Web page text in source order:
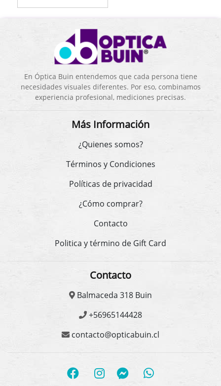
En Óptica Buin entendemos que cada persona tiene
necesidades visuales diferentes. Por eso, combinamos
experiencia profesional, mediciones precisas.
Más Información
¿Quienes somos?
Términos y Condiciones
Políticas de privacidad
¿Cómo comprar?
Contacto
Politica y término de Gift Card
Contacto
Balmaceda 318 Buin
+56965144428
contacto@opticabuin.cl